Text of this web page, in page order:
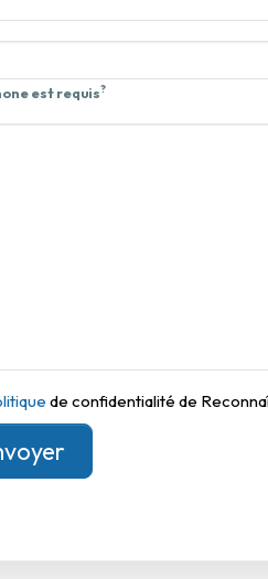
est requis?
de confidentialité de